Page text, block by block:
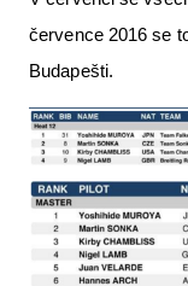
července 2016 se
Budapešti.